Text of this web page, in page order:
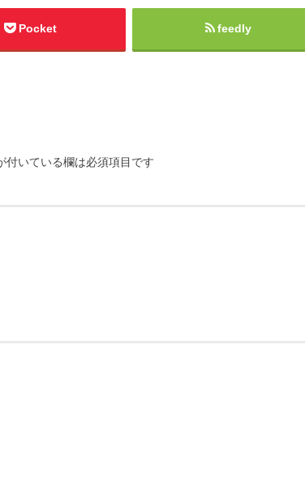
Pocket feedly
付いている欄は必須項目です